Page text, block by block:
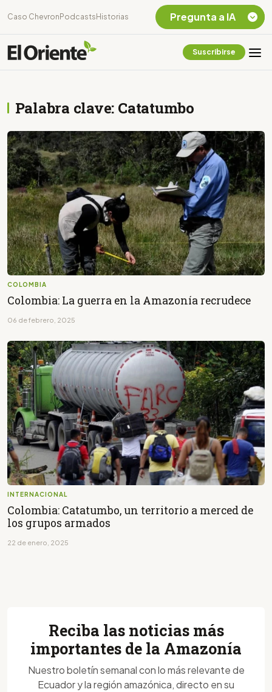
Caso Chevron Podcasts Historias
Suscribirse
Palabra clave: Catatumbo
COLOMBIA
Colombia: La guerra en la Amazonía recrudece
06 de febrero, 2025
INTERNACIONAL
Colombia: Catatumbo, un territorio a merced de
los grupos armados
22 de enero, 2025
Pregunta a IA
Listar destinos
Amazonia Ecuatoriana
¿En que consiste la
tasa minera que rige en
Ecuador?
Reciba las noticias más
importantes de la Amazonía
Nuestro boletín semanal con lo más relevante de
Ecuador y la región amazónica, directo en su